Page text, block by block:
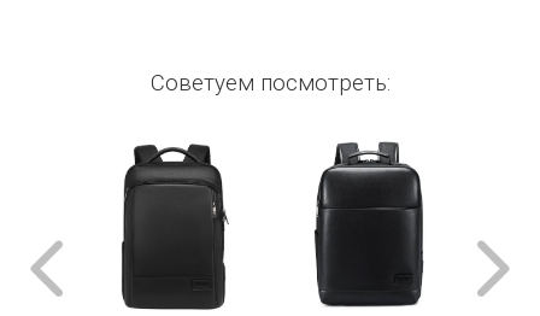
Советуем посмотреть: